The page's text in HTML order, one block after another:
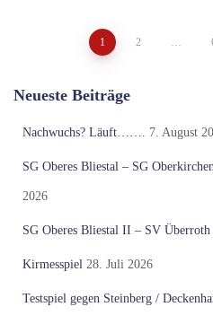
der
Beiträge
1 2 …
Neueste Beiträge
Nachwuchs? Läuft……. 7. August
SG Oberes Bliestal – SG
2026
SG Oberes Bliestal II – SV
Kirmesspiel 28. Juli 2026
Testspiel gegen Steinberg /